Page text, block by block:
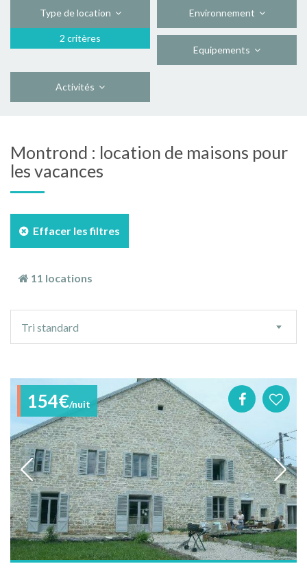
Type de location
2 critères
Environnement
Equipements
Activités
Montrond : location de maisons pour
les vacances
Effacer les filtres
11 locations
tri
Tri standard
154€/nuit